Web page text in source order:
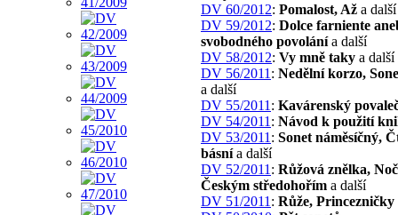
DV 60/2012: Pomalost, Až a další
DV 59/2012: Dolce farniente
svobodného povolánía další
DV 58/2012: Vy mně taky a další
DV 56/2011 : Nedělní korzo,
a další
DV 55/2011 : Kavárenský
DV 54/2011 : Návod k použití
DV 53/2011 : Sonet náměsíčný,
básnía další
DV 52/2011 : Růžová znělka,
Českým středohořím a další
DV 51/2011 : Růže, Princezničky